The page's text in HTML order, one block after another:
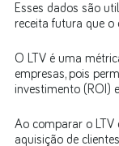
Esses dados são
receita futura que o
O LTV é uma
empresas, pois
investimento (ROI)
Ao comparar o LTV
aquisição de